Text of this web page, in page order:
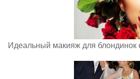
Идеальный макияж для